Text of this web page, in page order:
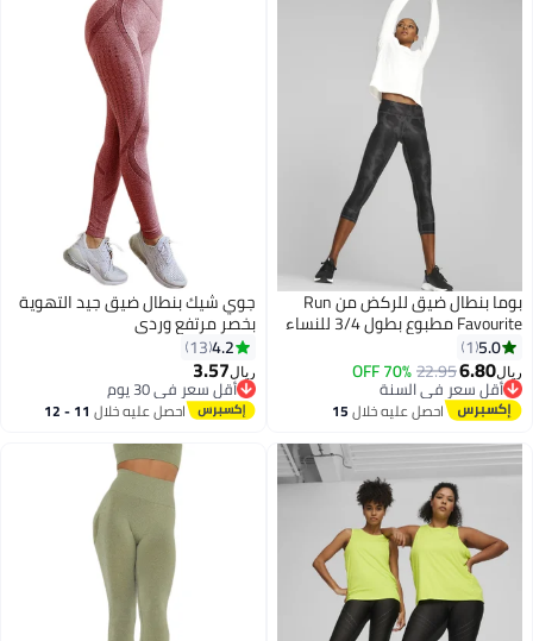
بوما بنطال ضيق للركض من Run
Favourite مطبوع بطول 3/4 للنساء
5.0
1
ريال6.80
22.95
70% OFF
أقل سعر في السنة
أقل سعر في السنة
احصل عليه خلال15
جوي شيك بنطال ضيق جيد التهوية
بخصر مرتفع وردي
4.2
13
ريال3.57
أقل سعر في 30 يوم
أقل سعر في 30 يوماحصل عليه خلال 11 - 12